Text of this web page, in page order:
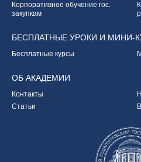
Корпоративное обучение гос.
закупкам
БЕСПЛАТНЫЕ УРОКИ И МИНИ-
Бесплатные курсы
ОБ АКАДЕМИИ
Контакты
Статьи